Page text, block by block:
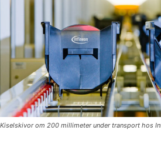
Kiselskivor om 200 millimeter under transport hos